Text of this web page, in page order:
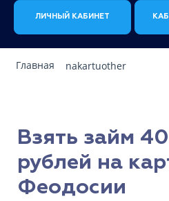
ЛИЧНЫЙ КАБИНЕТ
Главная nakartuother
Взять займ
рублей на
Феодосии